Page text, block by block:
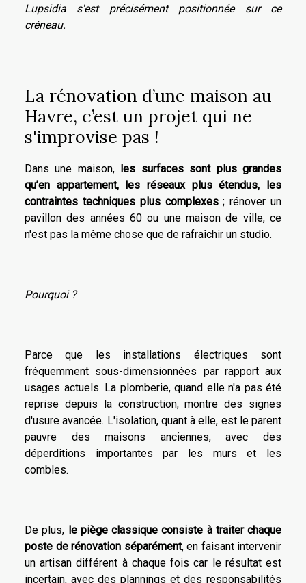
Lupsidia s'est précisément positionnée sur ce
créneau.
La rénovation d’une maison au
Havre, c’est un projet qui ne
s'improvise pas !
Dans une maison,les surfaces sont plus grandes
qu’en appartement, les réseaux plus étendus, les
contraintes techniques plus complexes; rénover un
pavillon des années 60 ou une maison de ville, ce
n'est pas la même chose que de rafraîchir un studio.
Pourquoi ?
Parce que les installations électriques sont
fréquemment sous-dimensionnées par rapport aux
usages actuels. La plomberie, quand elle n'a pas été
reprise depuis la construction, montre des signes
d'usure avancée. L'isolation, quant à elle, est le parent
pauvre des maisons anciennes, avec des
déperditions importantes par les murs et les
combles.
De plus, le piège classique consiste à traiter chaque
poste de rénovation séparément, en faisant intervenir
un artisan différent à chaque fois car le résultat est
incertain, avec des plannings et des responsabilités